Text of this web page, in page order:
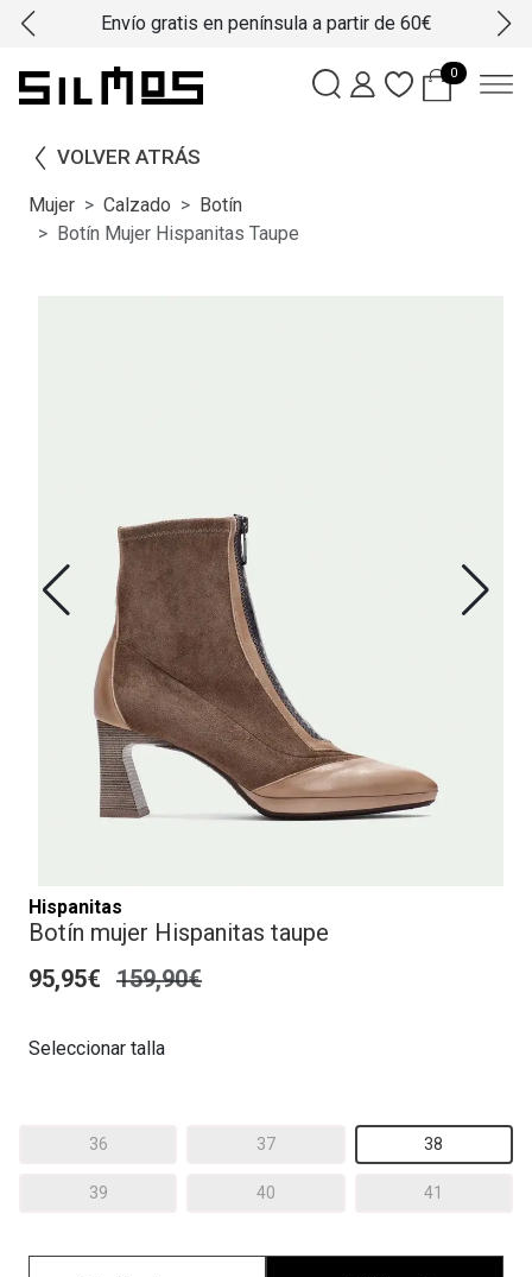
Envío gratis en península a partir de 60€
0
VOLVER ATRÁS
Mujer Calzado
Botín
Botín Mujer Hispanitas Taupe
Hispanitas
Botín mujer Hispanitas taupe
95,95€ 159,90€
Seleccionar talla
36 37 38
39 40 41